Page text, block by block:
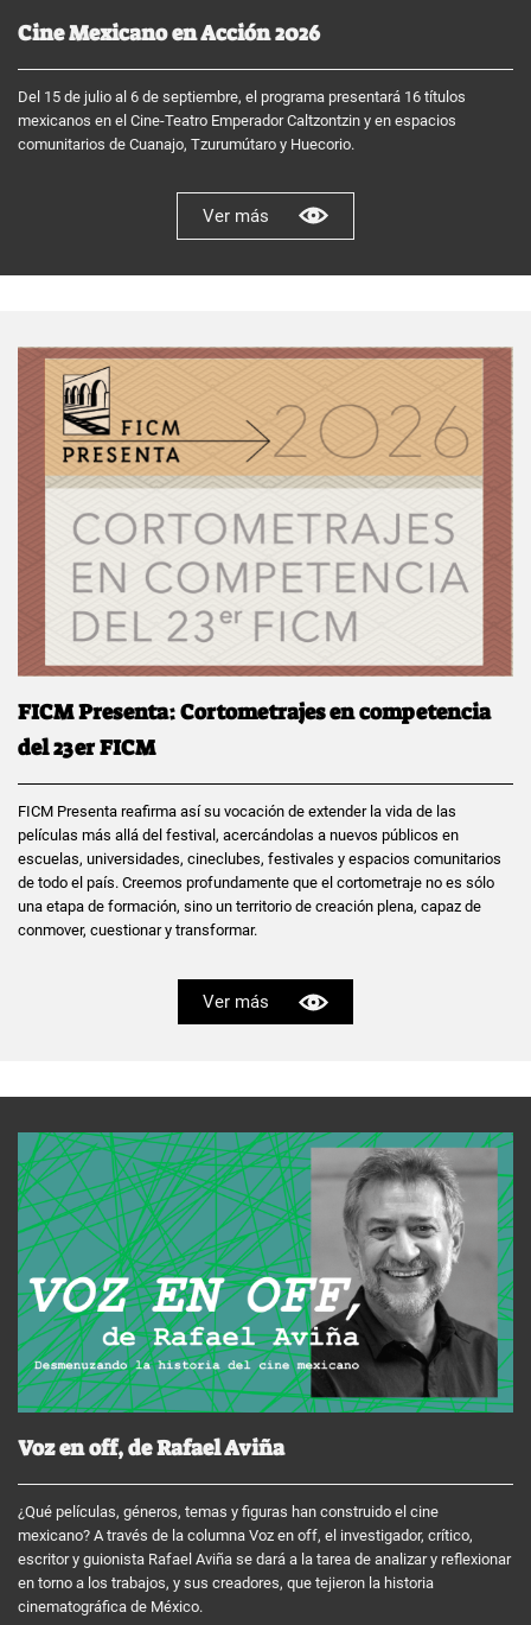
Cine Mexicano en Acción 2026
Del 15 de julio al 6 de septiembre, el programa presentará 16 títulos
mexicanos en el Cine-Teatro Emperador Caltzontzin y en espacios
comunitarios de Cuanajo, Tzurumútaro y Huecorio.
Ver más
FICM Presenta: Cortometrajes en competencia
del 23er FICM
FICM Presenta reafirma así su vocación de extender la vida de las
películas más allá del festival, acercándolas a nuevos públicos en
escuelas, universidades, cineclubes, festivales y espacios comunitarios
de todo el país. Creemos profundamente que el cortometraje no es sólo
una etapa de formación, sino un territorio de creación plena, capaz de
conmover, cuestionar y transformar.
Ver más
Voz en off, de Rafael Aviña
¿Qué películas, géneros, temas y figuras han construido el cine
mexicano? A través de la columna Voz en off, el investigador, crítico,
escritor y guionista Rafael Aviña se dará a la tarea de analizar y reflexionar
en torno a los trabajos, y sus creadores, que tejieron la historia
cinematográfica de México.